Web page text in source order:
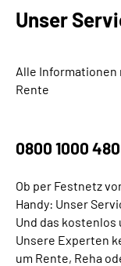
Rente
Beratung & Kontakt
Über uns & Presse
Online-Services
Suche
Unser
Alle Informationen
Rente
0800 1000
Ob per Festnetz
Handy: Unser
Und das kostenlos
Unsere Experten
um Rente, Reha